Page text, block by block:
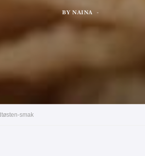
BY NAINA
smak